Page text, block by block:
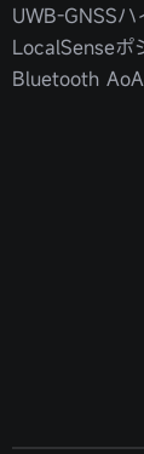
UWB-GNSS
LocalSenseポ
Bluetooth